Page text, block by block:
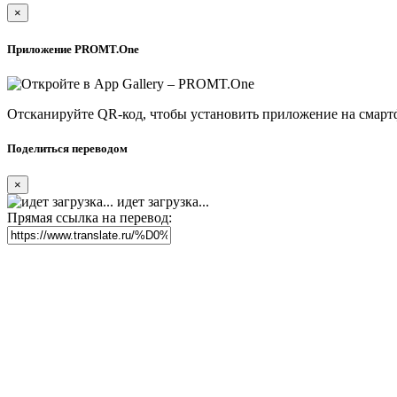
×
Приложение PROMT.One
Отсканируйте QR-код, чтобы установить приложение на
Поделиться переводом
×
идет загрузка...
Прямая ссылка на перевод: